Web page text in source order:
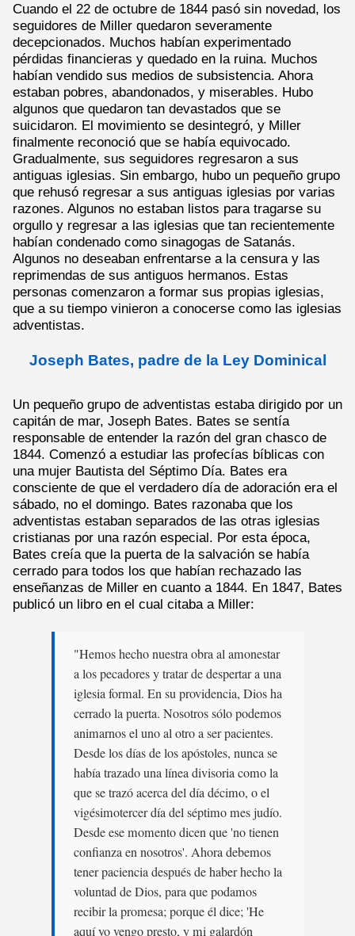
Cuando el 22 de octubre de 1844 pasó sin novedad, los
seguidores de Miller quedaron severamente
decepcionados. Muchos habían experimentado
pérdidas financieras y quedado en la ruina. Muchos
habían vendido sus medios de subsistencia. Ahora
estaban pobres, abandonados, y miserables. Hubo
algunos que quedaron tan devastados que se
suicidaron. El movimiento se desintegró, y Miller
finalmente reconoció que se había equivocado.
Gradualmente, sus seguidores regresaron a sus
antiguas iglesias. Sin embargo, hubo un pequeño grupo
que rehusó regresar a sus antiguas iglesias por varias
razones. Algunos no estaban listos para tragarse su
orgullo y regresar a las iglesias que tan recientemente
habían condenado como sinagogas de Satanás.
Algunos no deseaban enfrentarse a la censura y las
reprimendas de sus antiguos hermanos. Estas
personas comenzaron a formar sus propias iglesias,
que a su tiempo vinieron a conocerse como las iglesias
adventistas.
Joseph Bates, padre de la Ley Dominical
Un pequeño grupo de adventistas estaba dirigido por un
capitán de mar, Joseph Bates. Bates se sentía
responsable de entender la razón del gran chasco de
1844. Comenzó a estudiar las profecías bíblicas con
una mujer Bautista del Séptimo Día. Bates era
consciente de que el verdadero día de adoración era el
sábado, no el domingo. Bates razonaba que los
adventistas estaban separados de las otras iglesias
cristianas por una razón especial. Por esta época,
Bates creía que la puerta de la salvación se había
cerrado para todos los que habían rechazado las
enseñanzas de Miller en cuanto a 1844. En 1847, Bates
publicó un libro en el cual citaba a Miller:
"Hemos hecho nuestra obra al amonestar
a los pecadores y tratar de despertar a una
iglesia formal. En su providencia, Dios ha
cerrado la puerta. Nosotros sólo podemos
animarnos el uno al otro a ser pacientes.
Desde los días de los apóstoles, nunca se
había trazado una línea divisoria como la
que se trazó acerca del día décimo, o el
vigésimotercer día del séptimo mes judío.
Desde ese momento dicen que 'no tienen
confianza en nosotros'. Ahora debemos
tener paciencia después de haber hecho la
voluntad de Dios, para que podamos
recibir la promesa; porque él dice; 'He
aquí yo vengo presto, y mi galardón